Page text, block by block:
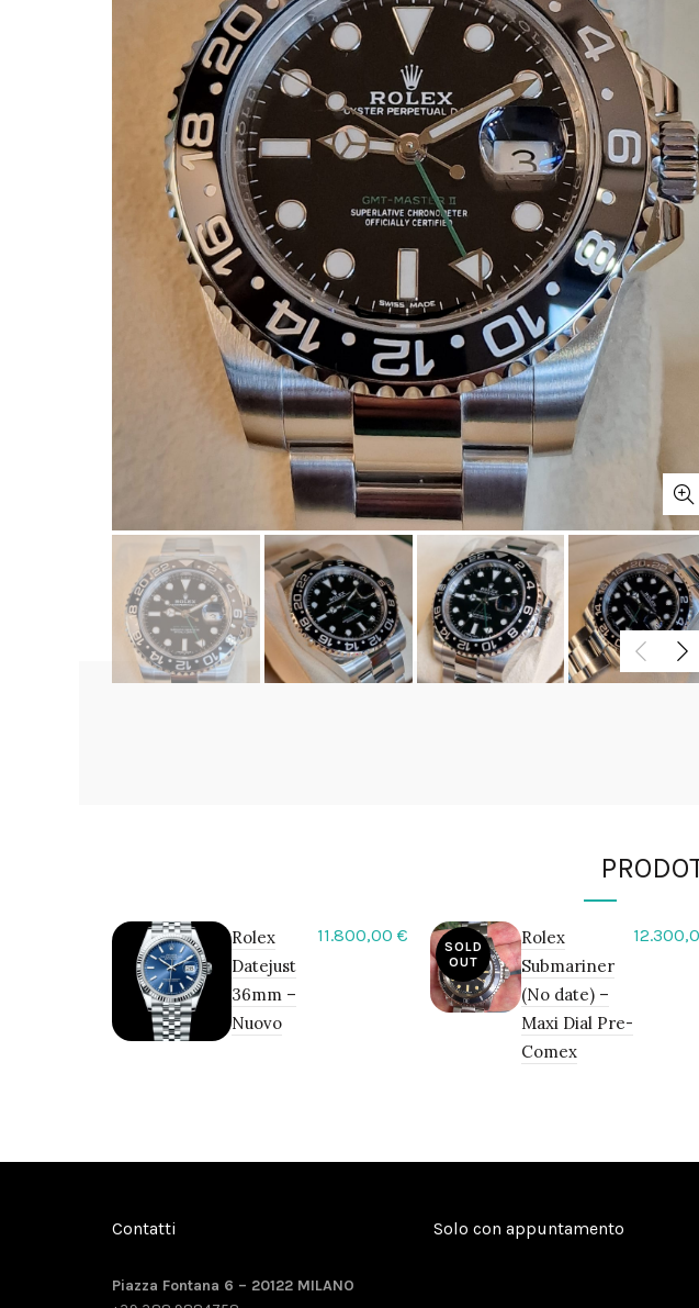
Rolex
Datejust
36mm –
Nuovo
11.800,00 €
SOLD
OUT
Rolex
Submariner
(No date) –
Maxi Dial Pre-
Comex
Contatti
Piazza Fontana 6 – 20122 MILANO
Solo con appuntamento